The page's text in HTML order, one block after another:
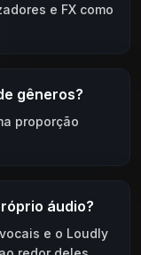
e FX como
gêneros?
proporção
áudio?
e o Loudly